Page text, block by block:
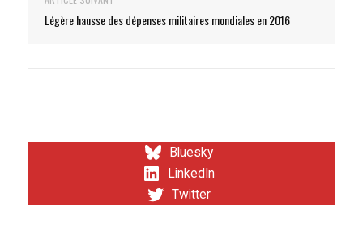
Légère hausse des dépenses militaires mondiales en 2016
Bluesky
LinkedIn
Twitter